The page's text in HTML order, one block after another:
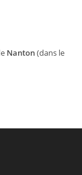
Nanton(dans le